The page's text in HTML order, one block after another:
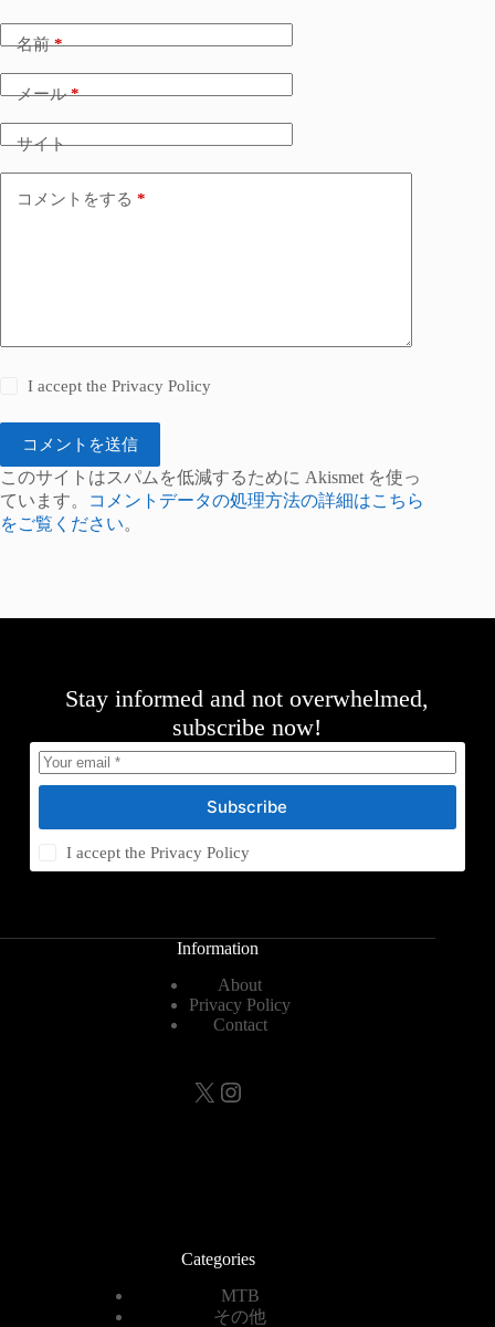
名前*
メール*
サイト
コメントをする *
I accept thePrivacy Policy
コメントを送信
このサイトはスパムを低減するために Akismet を使っ
ています。
コメントデータの処理方法の詳細はこちら
をご覧ください。
Stay informed and not overwhelmed,
subscribe now!
Subscribe
I accept thePrivacy Policy
Information
About
Privacy Policy
Contact
X Instagram
Categories
MTB
その他